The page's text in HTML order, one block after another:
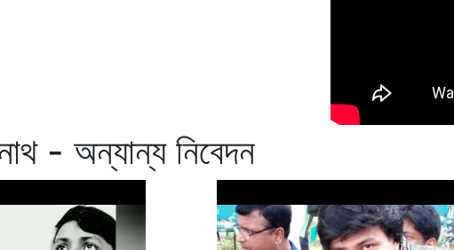
- অন্যান্য নিবেদন